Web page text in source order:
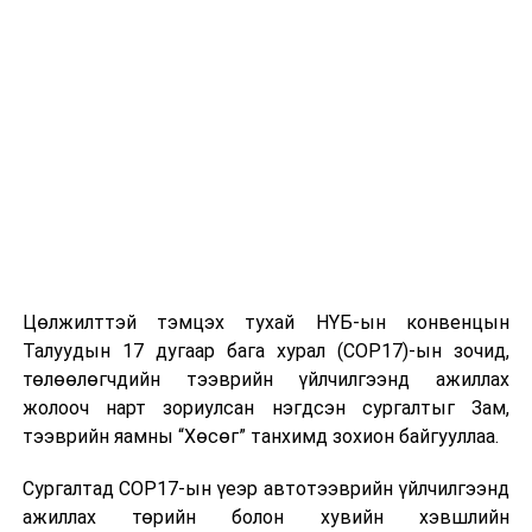
ДАРААХ МЭДЭЭ
УИХ дахь намын бүлэг, ажлын хэсгүүд өнөөдөр
хуралдана
ӨМНӨХ МЭДЭЭ
Д.Сумъяабазар: Хүчирхэг сэтгүүл зүйн төлөөх үйлсэд
амжилт хүсье
Цөлжилттэй тэмцэх тухай НҮБ-ын конвенцын
Талуудын 17 дугаар бага хурал (COP17)-ын зочид,
төлөөлөгчдийн тээврийн үйлчилгээнд ажиллах
жолооч нарт зориулсан нэгдсэн сургалтыг Зам,
тээврийн яамны “Хөсөг” танхимд зохион байгууллаа.
Сургалтад COP17-ын үеэр автотээврийн үйлчилгээнд
ажиллах төрийн болон хувийн хэвшлийн